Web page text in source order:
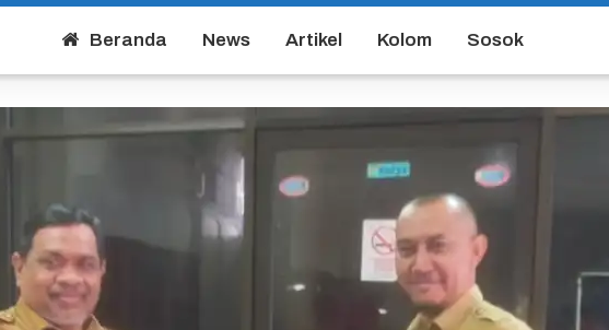
Beranda News Artikel Kolom Sosok